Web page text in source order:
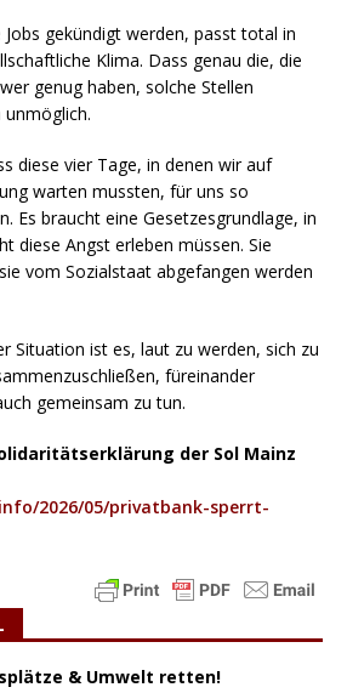
gekündigt werden, passt total in
Klima. Dass genau die, die
genug haben, solche Stellen
diese vier Tage, in denen wir auf
warten mussten, für uns so
Es braucht eine Gesetzesgrundlage, in
diese Angst erleben müssen. Sie
vom Sozialstaat abgefangen werden
Situation ist es, laut zu werden, sich zu
füreinander
gemeinsam zu tun.
der Sol Mainz
2026/05/privatbank-sperrt-
& Umwelt retten!